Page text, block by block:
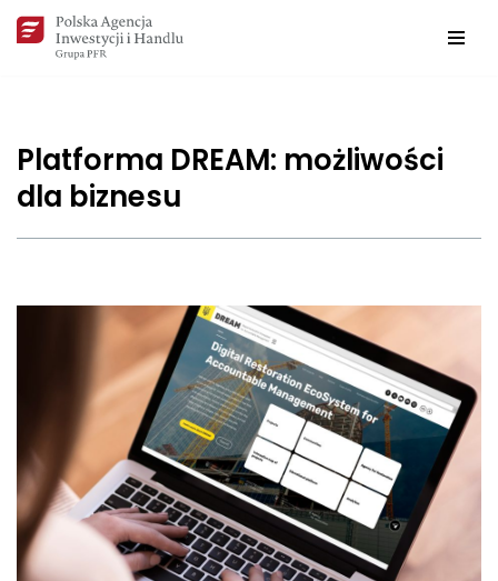
Przejdź
Platforma DREAM: możliwości
dla biznesu